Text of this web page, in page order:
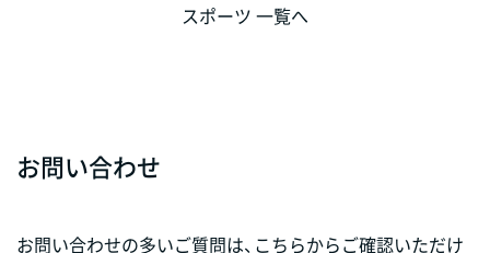
スポーツ 一覧へ
お問い合わせ
お問い合わせの多いご質問は、こちらからご確認いただけ